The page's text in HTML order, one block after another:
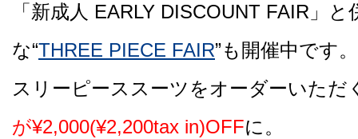
「新成人 EARLY DISCOUNT FAIR」と
な“THREE PIECE FAIR”も開催中です。
スリーピーススーツをオーダーいただ
が¥2,000(¥2,200tax in)OFFに。